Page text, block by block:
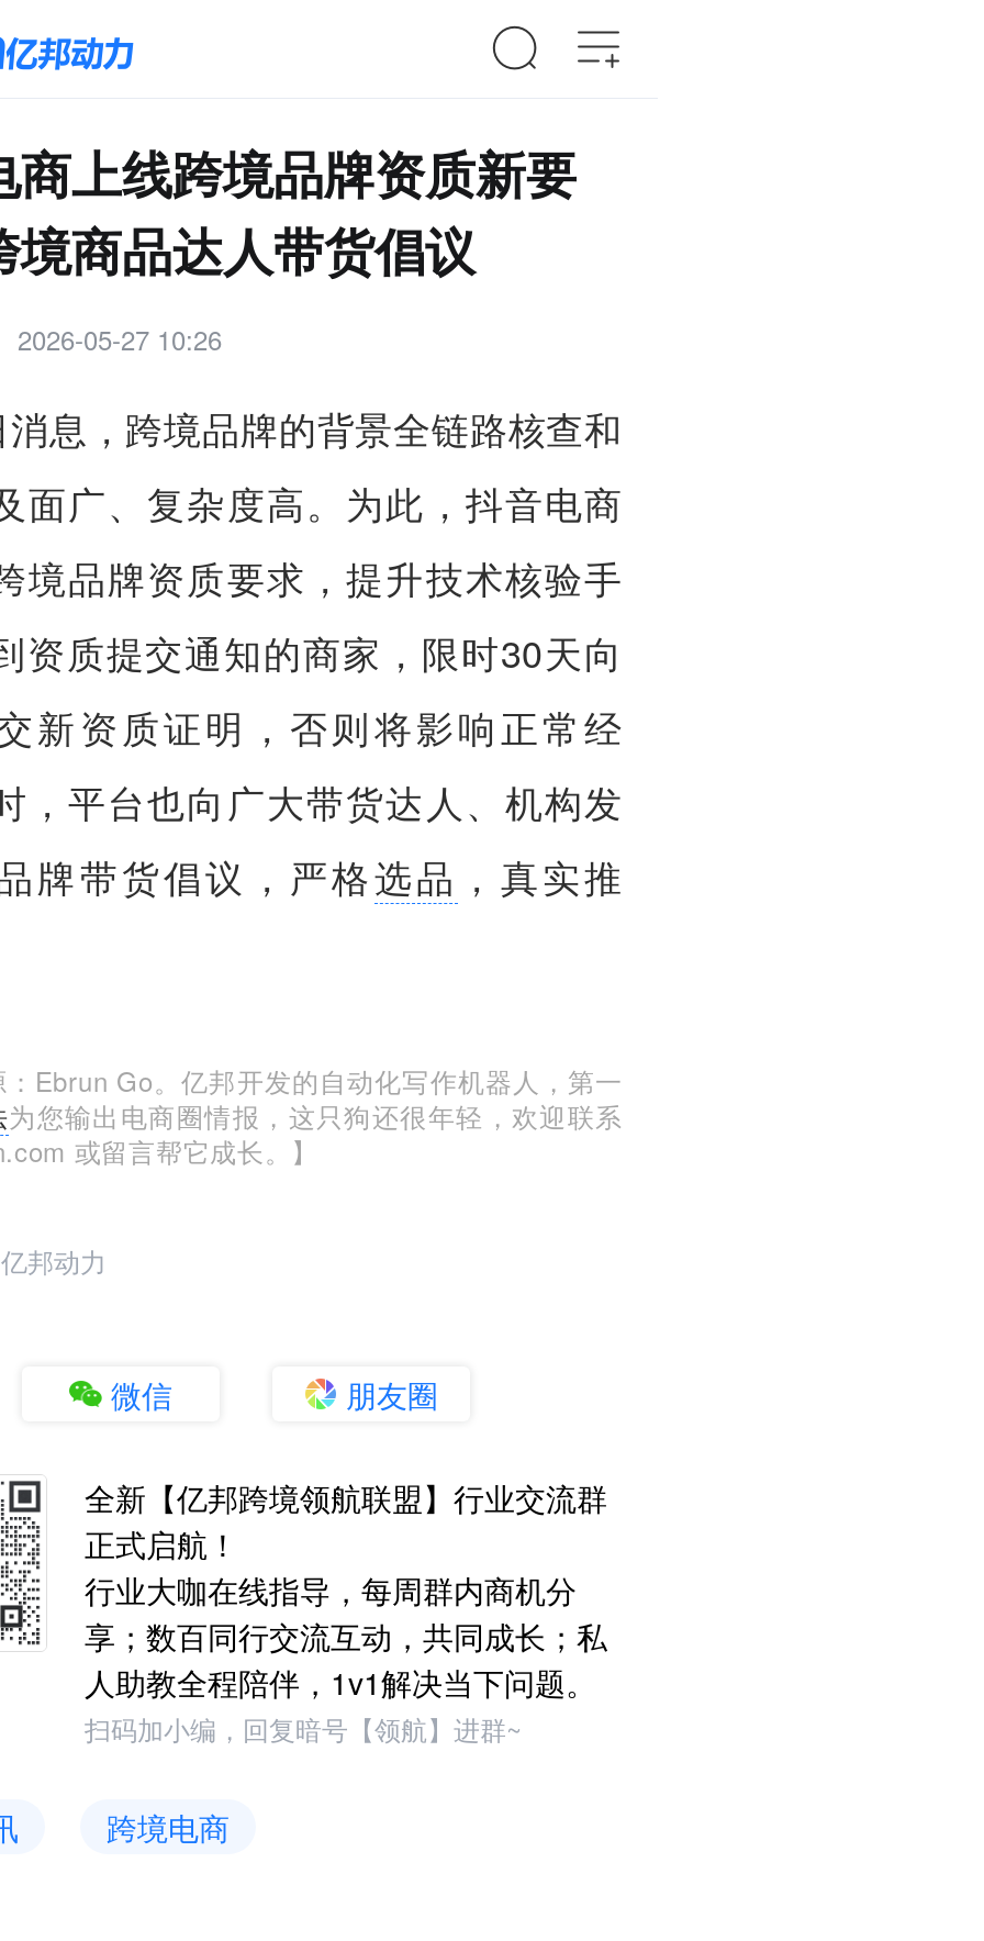
商上线跨境品牌资质新要
境商品达人带货倡议
2026-05-27 10:26
息，跨境品牌的背景全链路核查和
面广、复杂度高。为此，抖音电商
境品牌资质要求，提升技术核验手
资质提交通知的商家，限时30天向
新资质证明，否则将影响正常经
，平台也向广大带货达人、机构发
牌带货倡议，严格选品 ，真实推
Ebrun Go。亿邦开发的自动化写作机器人，第一
为您输出电商圈情报，这只狗还很年轻，欢迎联系
或留言帮它成长。】
邦动力
微信 朋友圈
全新【亿邦跨境领航联盟】行业交流群
正式启航！
行业大咖在线指导，每周群内商机分
享；数百同行交流互动，共同成长；私
人助教全程陪伴，1v1解决当下问题。
扫码加小编，回复暗号【领航】进群~
跨境电商